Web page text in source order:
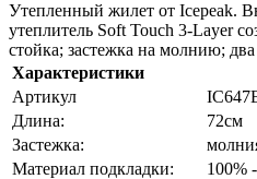
Утепленный жилет от Icepeak.
утеплитель Soft Touch 3-Layer
стойка; застежка на молнию;
Характеристики
Артикул
Длина:
72см
Застежка:
Материал подкладки:
100%